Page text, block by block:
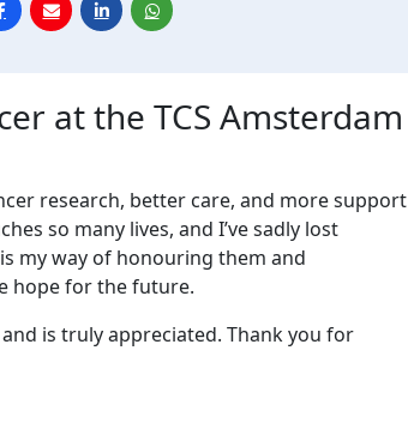
at the TCS Amsterdam
research, better care, and more support
so many lives, and I’ve sadly lost
my way of honouring them and
hope for the future.
is truly appreciated. Thank you for